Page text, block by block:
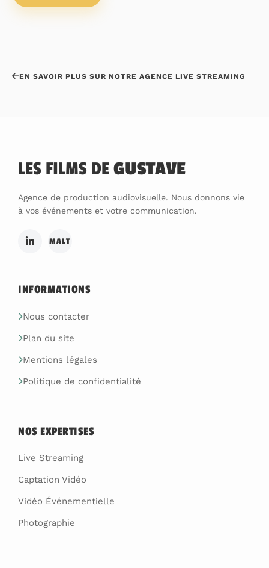
EN SAVOIR PLUS SUR NOTRE AGENCE LIVE STREAMING
LES FILMS DEGUSTAVE
Agence de production audiovisuelle. Nous donnons vie
à vos événements et votre communication.
MALT
INFORMATIONS
Nous contacter
Plan du site
Mentions légales
Politique de confidentialité
NOS EXPERTISES
Live Streaming
Captation Vidéo
Vidéo Événementielle
Photographie